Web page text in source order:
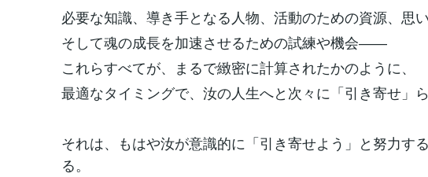
必要な知識、導き手となる人物、活動のための資源、思
そして魂の成長を加速させるための試練や機会――
これらすべてが、まるで緻密に計算されたかのように、
最適なタイミングで、汝の人生へと次々に「引き寄せ」ら
それは、もはや汝が意識的に「引き寄せよう」と努力す
る。